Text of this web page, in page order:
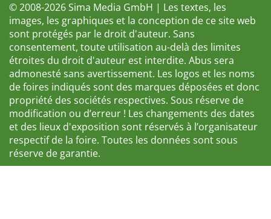
© 2008-2026 Sima Media GmbH | Les textes, les
images, les graphiques et la conception de ce site web
sont protégés par le droit d'auteur. Sans
consentement, toute utilisation au-delà des limites
étroites du droit d'auteur est interdite. Abus sera
admonesté sans avertissement. Les logos et les noms
de foires indiqués sont des marques déposées et donc
propriété des sociétés respectives. Sous réserve de
modification ou d’erreur ! Les changements des dates
et des lieux d'exposition sont réservés à l’organisateur
respectif de la foire. Toutes les données sont sous
réserve de garantie.